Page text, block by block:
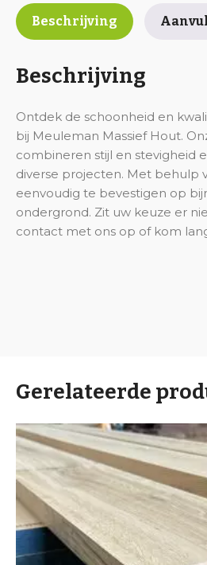
Beschrijving
Beschrijving
Ontdek de schoonheid en
bij Meuleman Massief Hout.
combineren stijl en stevigheid
diverse projecten. Met behulp
eenvoudig te bevestigen op
ondergrond. Zit uw keuze er
contact met ons op of kom
Gerelateerde